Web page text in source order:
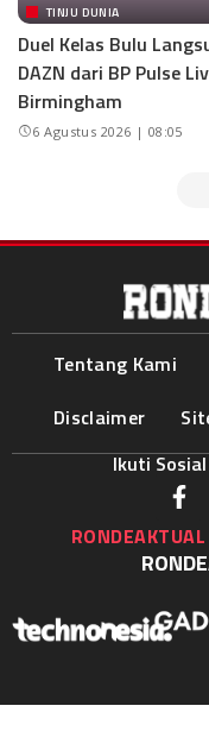
TINJU DUNIA
Duel Kelas Bulu
DAZN dari BP Pulse
Birmingham
6 Agustus 2026 | 08:05
Tentang Kami
Disclaimer
Ikuti Sosial
RONDEAKTUAL